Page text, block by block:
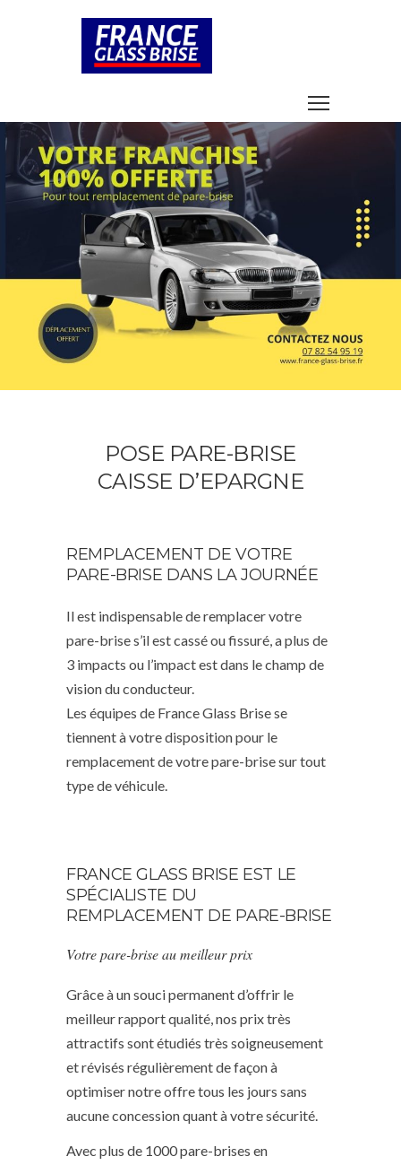
POSE PARE-BRISE
CAISSE D’EPARGNE
REMPLACEMENT DE VOTRE
PARE-BRISE DANS LA JOURNÉE
Il est indispensable de remplacer votre
pare-brise s’il est cassé ou fissuré, a plus de
3 impacts ou l’impact est dans le champ de
vision du conducteur.
Les équipes de France Glass Brise se
tiennent à votre disposition pour le
remplacement de votre pare-brise sur tout
type de véhicule.
FRANCE GLASS BRISE EST LE
SPÉCIALISTE DU
REMPLACEMENT DE PARE-BRISE
Votre pare-brise au meilleur prix
Grâce à un souci permanent d’offrir le
meilleur rapport qualité, nos prix très
attractifs sont étudiés très soigneusement
et révisés régulièrement de façon à
optimiser notre offre tous les jours sans
aucune concession quant à votre sécurité.
Avec plus de 1000 pare-brises en